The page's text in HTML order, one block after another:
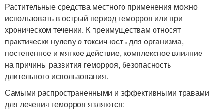
Растительные средства местного применения можно
использовать в острый период геморроя или при
хроническом течении. К преимуществам относят
практически нулевую токсичность для организма,
постепенное и мягкое действие, комплексное влияние
на причины развития геморроя, безопасность
длительного использования.
Самыми распространенными и эффективными травами
для лечения геморроя являются: